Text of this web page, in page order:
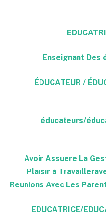
(9) ÉDUCATEUR /
(24) éducateurs/
(7) Avoir Assuere La
Plaisir à
Reunions Avec Les
(28) EDUCATRICE/